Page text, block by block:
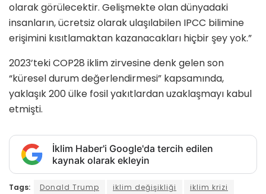
olarak görülecektir. Gelişmekte olan dünyadaki
insanların, ücretsiz olarak ulaşılabilen IPCC bilimine
erişimini kısıtlamaktan kazanacakları hiçbir şey yok.”
2023’teki COP28 iklim zirvesine denk gelen son
“küresel durum değerlendirmesi” kapsamında,
yaklaşık 200 ülke fosil yakıtlardan uzaklaşmayı kabul
etmişti.
İklim Haber'i Google'da tercih edilen
kaynak olarak ekleyin
Tags: Donald Trump iklim değişikliği
iklim krizi